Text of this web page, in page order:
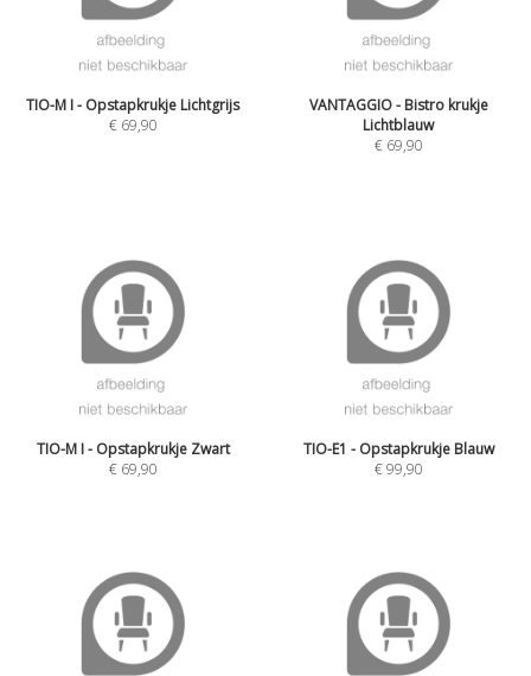
TIO-M I - Opstapkrukje Lichtgrijs
€ 69,90
VANTAGGIO - Bistro krukje
Lichtblauw
€ 69,90
TIO-M I - Opstapkrukje Zwart
€ 69,90
TIO-E1 - Opstapkrukje Blauw
€99,90